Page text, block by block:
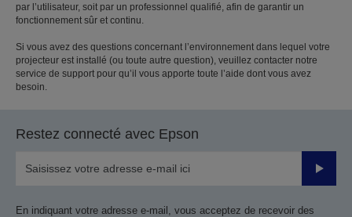
par l’utilisateur, soit par un professionnel qualifié, afin de garantir un
fonctionnement sûr et continu.
Si vous avez des questions concernant l’environnement dans lequel votre
projecteur est installé (ou toute autre question), veuillez contacter notre
service de support pour qu’il vous apporte toute l’aide dont vous avez
besoin.
Restez connecté avec Epson
Valider
En indiquant votre adresse e-mail, vous acceptez de recevoir des